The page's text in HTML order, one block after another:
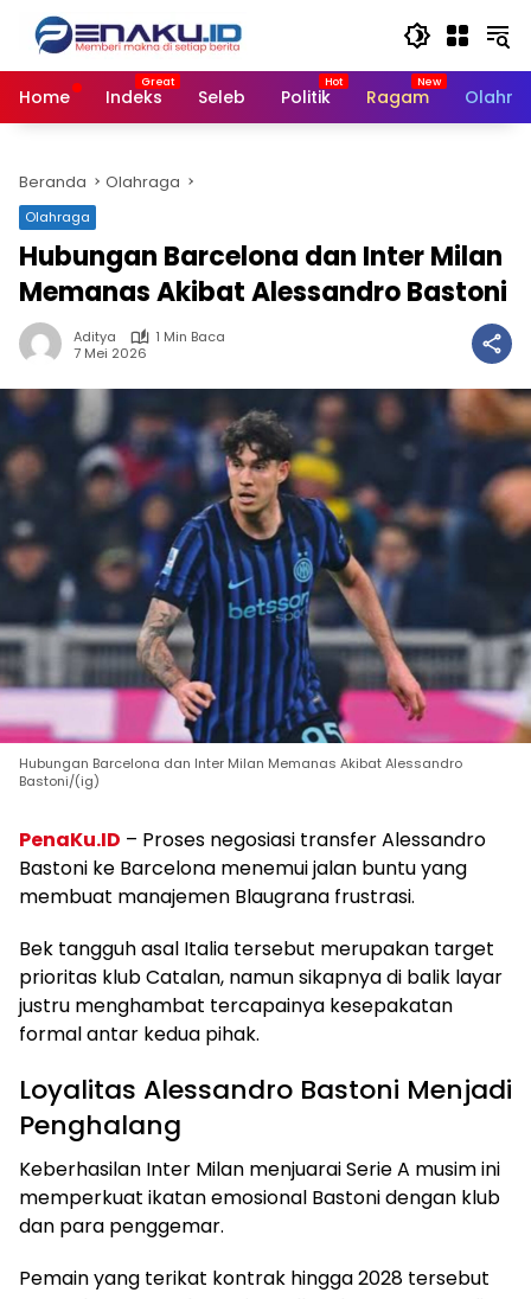
Langsung
konten
Home
Indeks Seleb Politik Ragam
Beranda Olahraga
Olahraga
Hubungan Barcelona dan Inter Milan
Memanas Akibat Alessandro Bastoni
Aditya
1 Min Baca
7 Mei 2026
Hubungan Barcelona dan Inter Milan Memanas Akibat Alessandro
Bastoni/(ig)
PenaKu.ID – Proses negosiasi transfer Alessandro
Bastoni ke Barcelona menemui jalan buntu yang
membuat manajemen Blaugrana frustrasi.
Bek tangguh asal Italia tersebut merupakan target
prioritas klub Catalan, namun sikapnya di balik layar
justru menghambat tercapainya kesepakatan
formal antar kedua pihak.
Loyalitas Alessandro Bastoni Menjadi
Penghalang
Keberhasilan Inter Milan menjuarai Serie A musim ini
memperkuat ikatan emosional Bastoni dengan klub
dan para penggemar.
Pemain yang terikat kontrak hingga 2028 tersebut